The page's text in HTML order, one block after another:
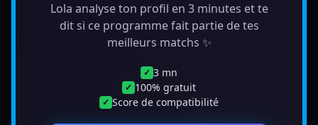
Lola analyse ton profil en 3 minutes et te
dit si ce programme fait partie de tes
meilleurs matchs ✨
✓ 3 mn
✓ 100% gratuit
✓ Score de compatibilité